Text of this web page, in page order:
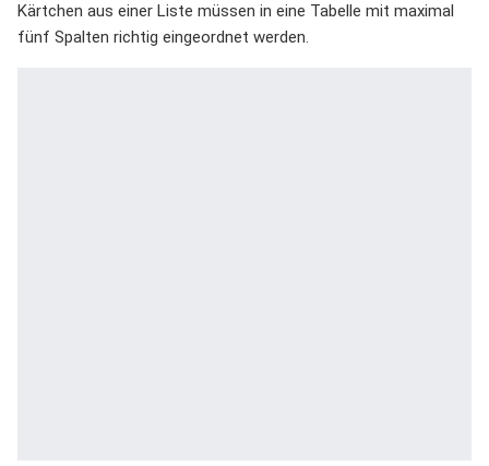
Kärtchen aus einer Liste müssen in eine Tabelle mit maximal
fünf Spalten richtig eingeordnet werden.